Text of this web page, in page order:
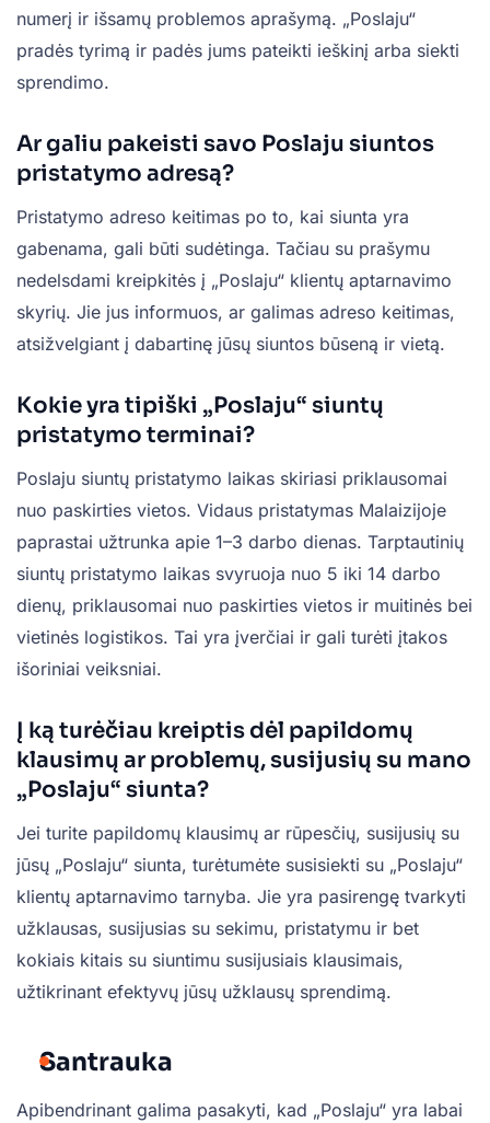
numerį ir išsamų problemos aprašymą. „Poslaju“
pradės tyrimą ir padės jums pateikti ieškinį arba siekti
sprendimo.
Ar galiu pakeisti savo Poslaju siuntos
pristatymo adresą?
Pristatymo adreso keitimas po to, kai siunta yra
gabenama, gali būti sudėtinga. Tačiau su prašymu
nedelsdami kreipkitės į „Poslaju“ klientų aptarnavimo
skyrių. Jie jus informuos, ar galimas adreso keitimas,
atsižvelgiant į dabartinę jūsų siuntos būseną ir vietą.
Kokie yra tipiški „Poslaju“ siuntų
pristatymo terminai?
Poslaju siuntų pristatymo laikas skiriasi priklausomai
nuo paskirties vietos. Vidaus pristatymas Malaizijoje
paprastai užtrunka apie 1–3 darbo dienas. Tarptautinių
siuntų pristatymo laikas svyruoja nuo 5 iki 14 darbo
dienų, priklausomai nuo paskirties vietos ir muitinės bei
vietinės logistikos. Tai yra įverčiai ir gali turėti įtakos
išoriniai veiksniai.
Į ką turėčiau kreiptis dėl papildomų
klausimų ar problemų, susijusių su mano
„Poslaju“ siunta?
Jei turite papildomų klausimų ar rūpesčių, susijusių su
jūsų „Poslaju“ siunta, turėtumėte susisiekti su „Poslaju“
klientų aptarnavimo tarnyba. Jie yra pasirengę tvarkyti
užklausas, susijusias su sekimu, pristatymu ir bet
kokiais kitais su siuntimu susijusiais klausimais,
užtikrinant efektyvų jūsų užklausų sprendimą.
Santrauka
Apibendrinant galima pasakyti, kad „Poslaju“ yra labai